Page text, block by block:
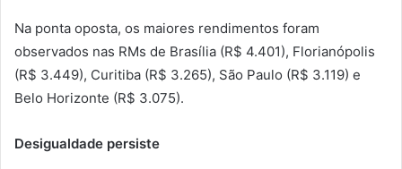
Na ponta oposta, os maiores rendimentos foram
observados nas RMs de Brasília (R$ 4.401), Florianópolis
(R$ 3.449), Curitiba (R$ 3.265), São Paulo (R$ 3.119) e
Belo Horizonte (R$ 3.075).
Desigualdade persiste